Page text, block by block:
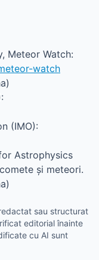
Meteor Watch:
watch
(IMO):
Astrophysics
și meteori.
sau structurat
editorial înainte
cu AI sunt